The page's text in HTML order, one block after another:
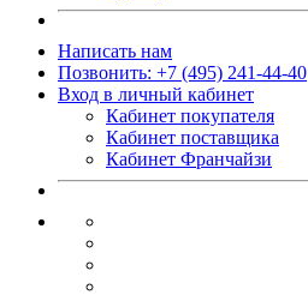
Написать нам
Позвонить: +7 (495) 241-44-40
Вход в личный кабинет
Кабинет покупателя
Кабинет поставщика
Кабинет Франчайзи